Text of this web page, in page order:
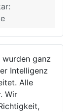
wurden ganz
Intelligenz
Alle
Wir